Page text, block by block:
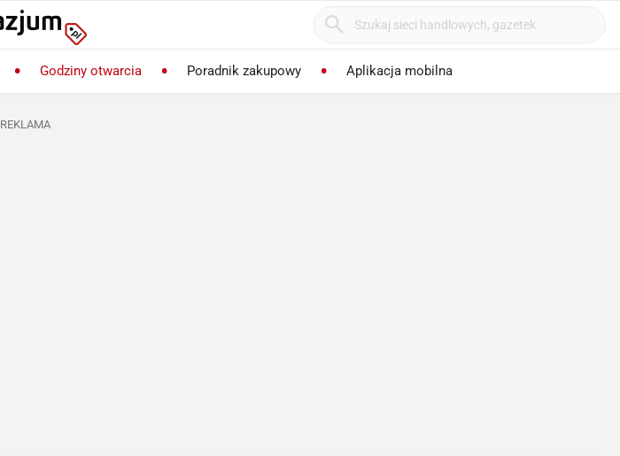
Godziny otwarcia Poradnik zakupowy Aplikacja mobilna
REKLAMA